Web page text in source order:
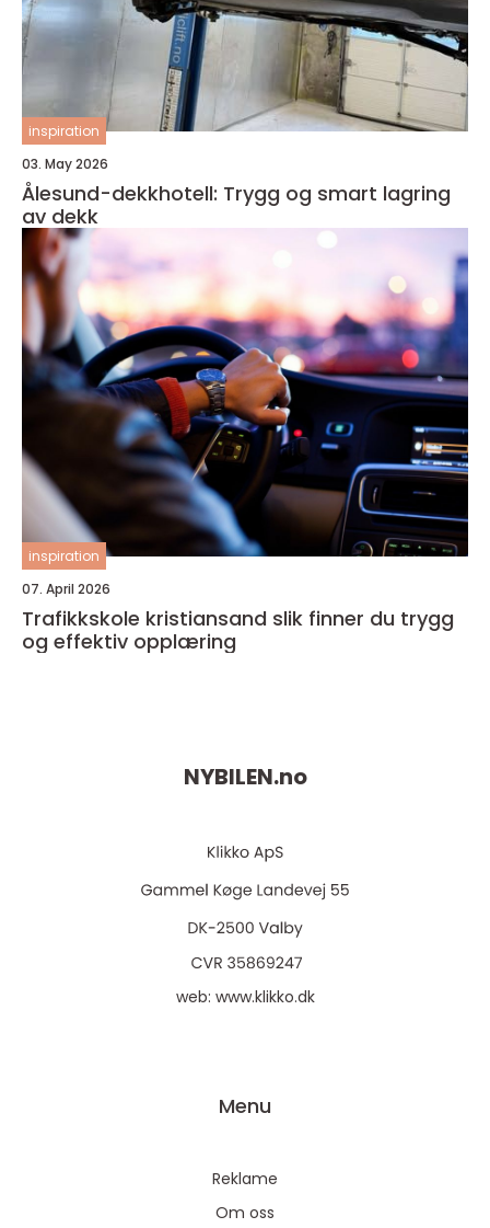
inspiration
03. May 2026
Ålesund-dekkhotell: Trygg og smart lagring
av dekk
inspiration
07. April 2026
Trafikkskole kristiansand slik finner du trygg
og effektiv opplæring
NYBILEN.no
web: www.klikko.dk
Menu
Reklame
Om oss